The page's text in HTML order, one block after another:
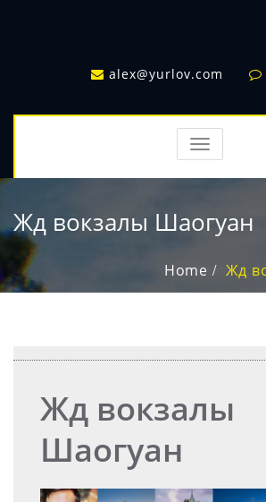
alex@yurlov.com
TOGGLE
NAVIGATION
Жд вокзалы Шаогуан
Home Жд
Жд вокзалы
Шаогуан